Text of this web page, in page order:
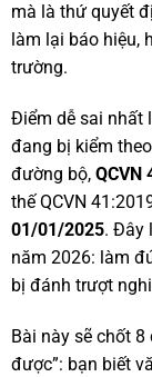
mà là thứ quyết
làm lại báo hiệu,
trường.
Điểm dễ sai nhất
đang bị kiểm
đường bộ, QCVN
thế QCVN
01/01/2025. Đây
năm 2026: làm
bị đánh trượt
Bài này sẽ chốt
được”: bạn biết